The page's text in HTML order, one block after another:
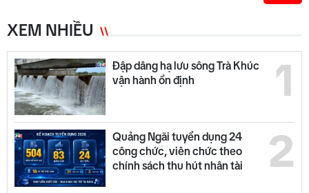
XEM NHIỀU
1
Đập dâng hạ lưu sông Trà Khúc
vận hành ổn định
2
Quảng Ngãi tuyển dụng 24
công chức, viên chức theo
chính sách thu hút nhân tài